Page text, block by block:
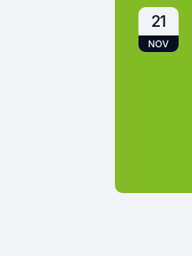
21
NOV